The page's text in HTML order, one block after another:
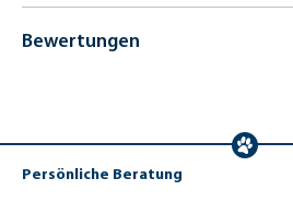
Bewertungen
Persönliche Beratung